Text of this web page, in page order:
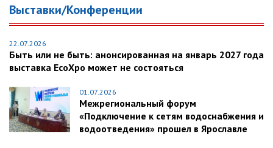
Выставки/Конференции
22.07.2026
Быть или не быть: анонсированная на январь 2027 года
выставка EcoXpo может не состояться
01.07.2026
Межрегиональный форум
«Подключение к сетям водоснабжения и
водоотведения» прошел в Ярославле